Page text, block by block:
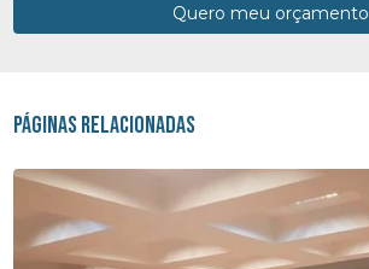
Quero meu orçamento
Páginas Relacionadas